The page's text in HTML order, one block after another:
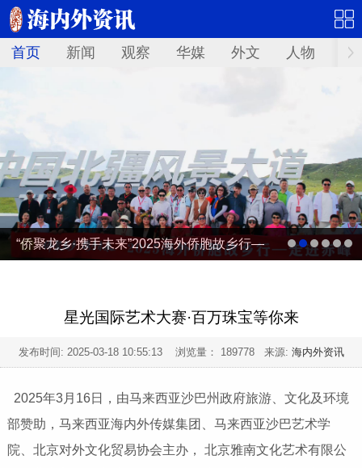
首页 新闻 观察 华媒 外文 人物 华
“侨聚龙乡·携手未来”2025海外侨胞故乡行—
星光国际艺术大赛·百万珠宝等你来
发布时间: 2025-03-18 10:55:13浏览量： 189778 来源: 海内外资讯
2025年3月16日，由马来西亚沙巴州政府旅游、文化及环境
部赞助，马来西亚海内外传媒集团、马来西亚沙巴艺术学
院、北京对外文化贸易协会主办， 北京雅南文化艺术有限公